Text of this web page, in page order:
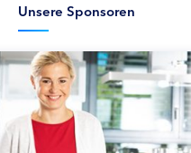
Unsere Sponsoren